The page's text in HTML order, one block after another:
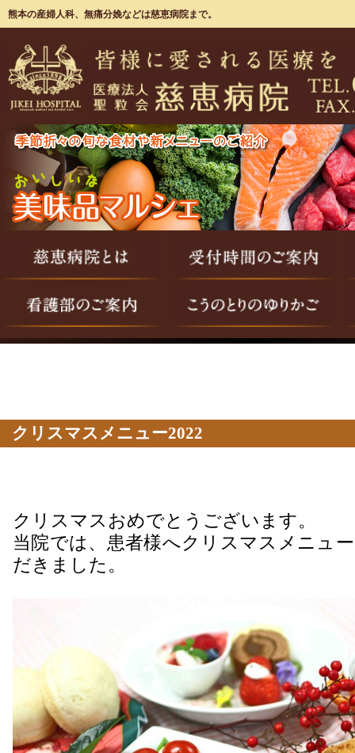
熊本の産婦人科、無痛分娩などは慈恵病院まで。
クリスマスメニュー2022
クリスマスおめでとうございます。
当院では、患者様へクリスマスメニュ
だきました。